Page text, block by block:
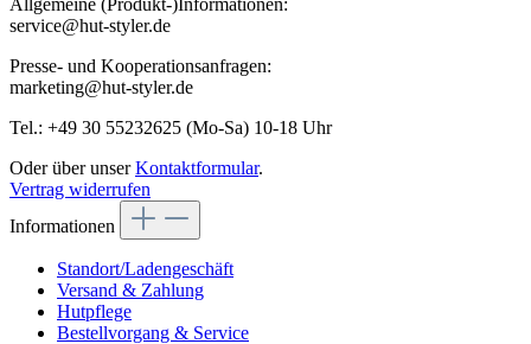
service@hut-styler.de
Presse- und Kooperationsanfragen:
marketing@hut-styler.de
Tel.: +49 30 55232625 (Mo-Sa) 10-18 Uhr
Oder über unserKontaktformular.
Vertrag widerrufen
Informationen
Standort/Ladengeschäft
Versand & Zahlung
Hutpflege
Bestellvorgang & Service